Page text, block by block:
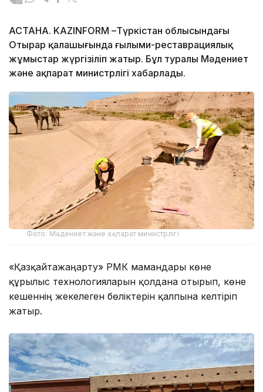
АСТАНА. KAZINFORM –Түркістан облысындағы
Отырар қалашығында ғылыми-реставрациялық
жұмыстар жүргізіліп жатыр. Бұл туралы Мәдениет
және ақпарат министрлігі хабарлады.
Фото: Мәдениет және ақпарат министрлігі
«Қазқайтажаңарту» РМК мамандары көне
құрылыс технологияларын қолдана отырып, көне
кешеннің жекелеген бөліктерін қалпына келтіріп
жатыр.